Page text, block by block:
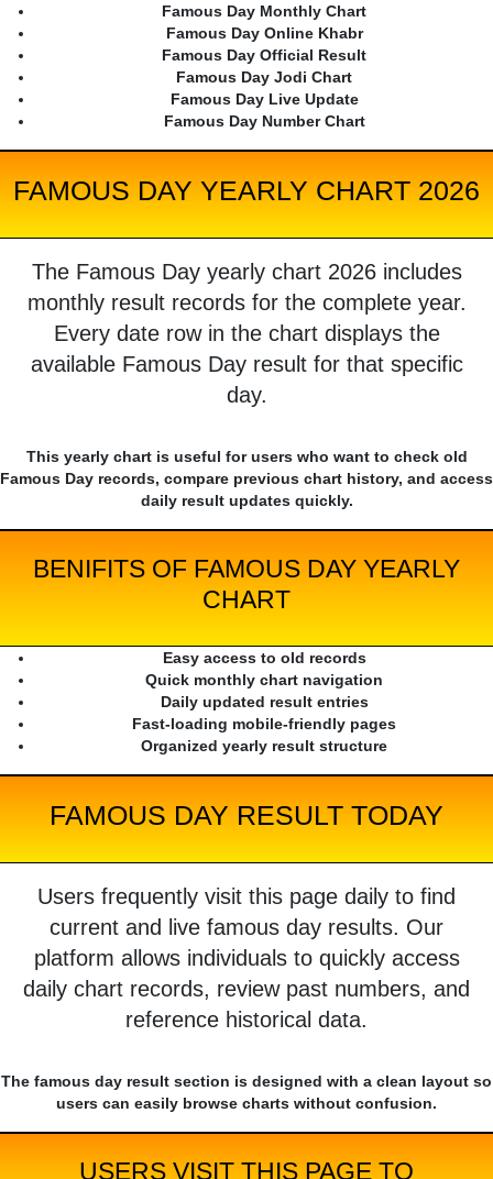
Famous Day Monthly Chart
Famous Day Online Khabr
Famous Day Official Result
Famous Day Jodi Chart
Famous Day Live Update
Famous Day Number Chart
FAMOUS DAY YEARLY CHART 2026
The Famous Day yearly chart 2026 includes
monthly result records for the complete year.
Every date row in the chart displays the
available Famous Day result for that specific
day.
This yearly chart is useful for users who want to check old
Famous Day records, compare previous chart history, and access
daily result updates quickly.
BENIFITS OF FAMOUS DAY YEARLY
CHART
Easy access to old records
Quick monthly chart navigation
Daily updated result entries
Fast-loading mobile-friendly pages
Organized yearly result structure
FAMOUS DAY RESULT TODAY
Users frequently visit this page daily to find
current and live famous day results. Our
platform allows individuals to quickly access
daily chart records, review past numbers, and
reference historical data.
The famous day result section is designed with a clean layout so
users can easily browse charts without confusion.
USERS VISIT THIS PAGE TO